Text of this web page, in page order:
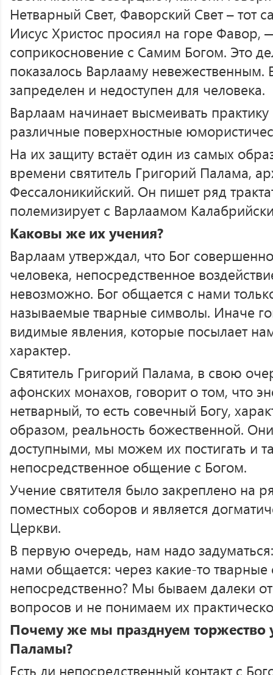
Нетварный Свет, Фаворский Свет – тот
Иисус Христос просиял на горе Фавор,
соприкосновение с Самим Богом. Это
показалось Варлааму невежественным.
запределен и недоступен для человека.
Варлаам начинает высмеивать
различные поверхностные
На их защиту встаёт один из самых
времени святитель Григорий Палама,
Фессалоникийский. Он пишет ряд
полемизирует с Варлаамом
Каковы же их учения?
Варлаам утверждал, что Бог
человека, непосредственное
невозможно. Бог общается с нами
называемые тварные символы. Иначе
видимые явления, которые посылает
характер.
Святитель Григорий Палама, в свою
афонских монахов, говорит о том, что
нетварный, то есть совечный Богу,
образом, реальность божественной.
доступными, мы можем их постигать и
непосредственное общение с Богом.
Учение святителя было закреплено на
поместных соборов и является
Церкви.
В первую очередь, нам надо
нами общается: через какие-то тварные
непосредственно? Мы бываем далеки от
вопросов и не понимаем их
Почему же мы празднуем торжество
Паламы?
Есть ли непосредственный контакт с